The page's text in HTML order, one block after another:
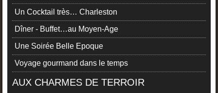
Un Cocktail très… Charleston
Dîner - Buffet…au Moyen-Age
Une Soirée Belle Epoque
Voyage gourmand dans le temps
AUX CHARMES DE TERROIR